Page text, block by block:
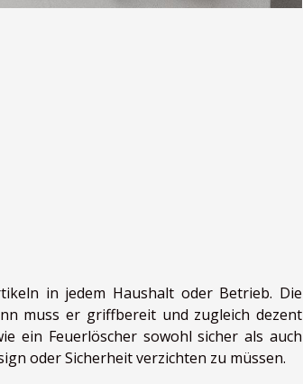
in jedem Haushalt oder Betrieb. Die
muss er griffbereit und zugleich dezent
ein Feuerlöscher sowohl sicher als auch
oder Sicherheit verzichten zu müssen.